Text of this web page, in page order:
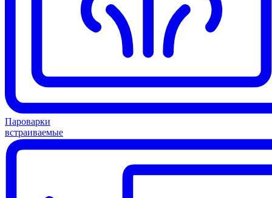
Пароварки
встраиваемые